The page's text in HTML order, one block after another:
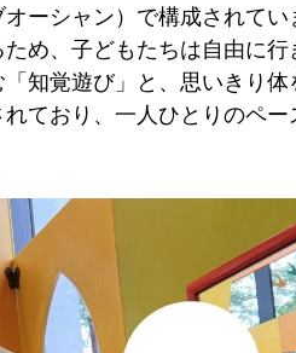
ーシャン）で構成されて
め、子どもたちは自由に
知覚遊び」と、思いきり
ており、一人ひとりのペ